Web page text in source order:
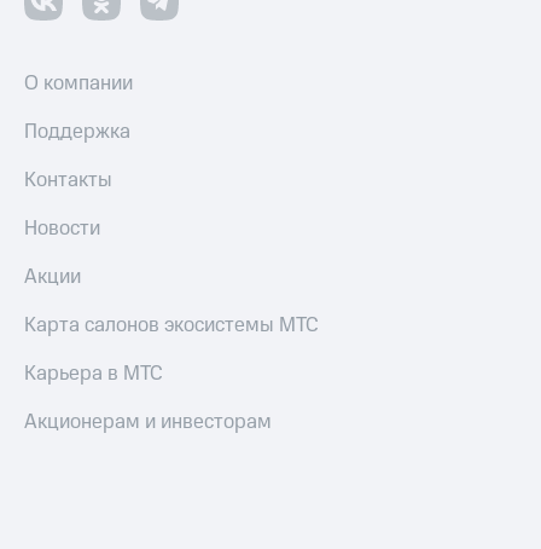
О компании
Поддержка
Контакты
Новости
Акции
Карта салонов экосистемы МТС
Карьера в МТС
Акционерам и инвесторам